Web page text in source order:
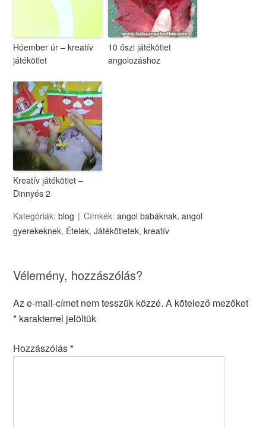
Hóember úr – kreatív
játékötlet
10 őszi játékötlet
angolozáshoz
Kreatív játékötlet –
Dinnyés 2
Kategóriák:blog Címkék:angol babáknak,angol
gyerekeknek, Ételek,Játékötletek,kreatív
Vélemény, hozzászólás?
Az e-mail-címet nem tesszük közzé. A kötelező mezőket
* karakterrel jelöltük
Hozzászólás*